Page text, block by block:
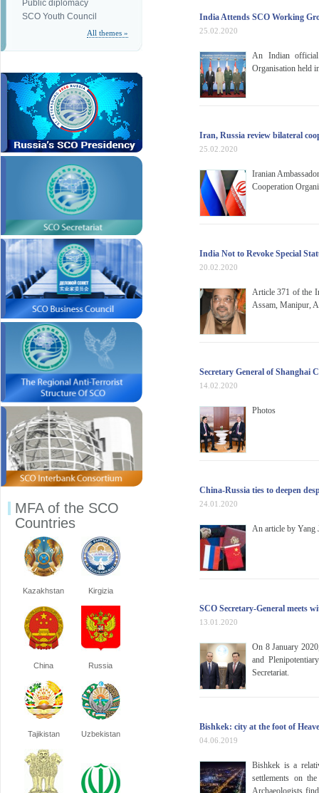
Public diplomacy
SCO Youth Council
All themes »
MFA of the SCO
Countries
Kazakhstan Kirgizia
China Russia
Tajikistan Uzbekistan
India Attends SCO Working
25.02.2020
An Indian
Organisation held
Iran, Russia review bilateral
25.02.2020
Iranian
Cooperation
India Not to Revoke Special
20.02.2020
Article 371 of the
Assam, Manipur,
Secretary General of Shanghai
14.02.2020
Photos
China-Russia ties to deepen
24.01.2020
An article by Yang
SCO Secretary-General meets
13.01.2020
On 8 January
and
Secretariat.
Bishkek: city at the foot of
04.06.2019
Bishkek is a
settlements on
Archaeologists